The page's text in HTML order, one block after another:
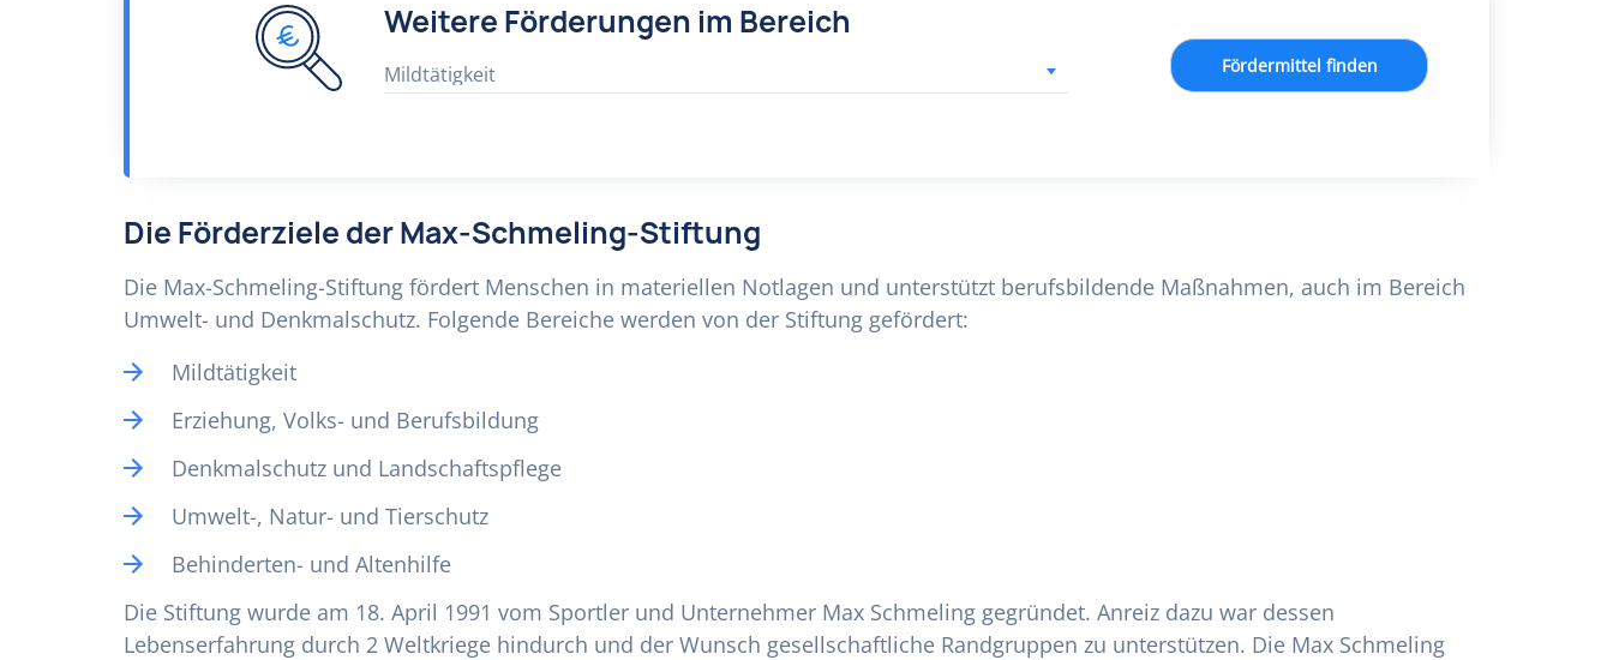
Weitere Förderungen im Bereich
Mildtätigkeit Fördermittel finden
Die Förderziele der Max-Schmeling-Stiftung
Die Max-Schmeling-Stiftung fördert Menschen in materiellen Notlagen und unterstützt berufsbildende Maßnahmen, auch im Bereich
Umwelt- und Denkmalschutz. Folgende Bereiche werden von der Stiftung gefördert:
Mildtätigkeit
Erziehung, Volks- und Berufsbildung
Denkmalschutz und Landschaftspflege
Umwelt-, Natur- und Tierschutz
Behinderten- und Altenhilfe
Die Stiftung wurde am 18. April 1991 vom Sportler und Unternehmer Max Schmeling gegründet. Anreiz dazu war dessen
Lebenserfahrung durch 2 Weltkriege hindurch und der Wunsch gesellschaftliche Randgruppen zu unterstützen. Die Max Schmeling